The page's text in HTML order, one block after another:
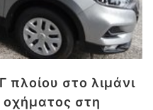
στο λιμάνι
στη